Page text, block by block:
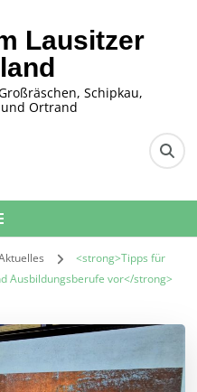
Lausitzer
Schipkau,
Ortrand
<strong>Tipps für
Ausbildungsberufe vor</strong>